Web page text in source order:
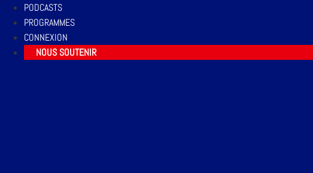
PODCASTS
PROGRAMMES
CONNEXION
NOUS SOUTENIR